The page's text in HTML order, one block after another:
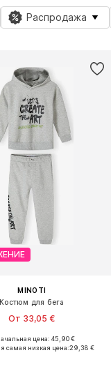
Распродажа
MINOTI
Костюм для бега
От 33,05 €
множество размеров
цена: 45,90 €
самая низкая цена:29,38 €